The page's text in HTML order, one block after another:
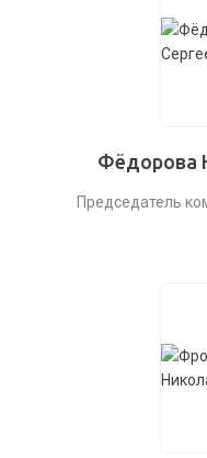
Фёдорова
Председатель